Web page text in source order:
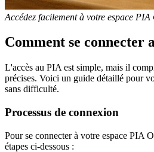
Accédez facilement à votre espace PIA
Comment se connecter
L'accès au PIA est simple, mais il
précises. Voici un guide détaillé pour
sans difficulté.
Processus de connexion
Pour se connecter à votre espace PIA
étapes ci-dessous :